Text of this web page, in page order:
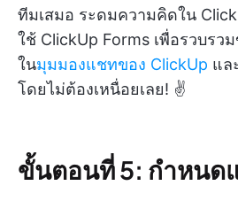
ทีมเสมอ ระดมความคิดใน
ใช้ ClickUp Forms เพื่อรวบรว
ในมุมมองแชทของ ClickUp แล
โดยไม่ต้องเหนื่อยเลย! ✌️
ขั้นตอนที่ 5: กำหนด